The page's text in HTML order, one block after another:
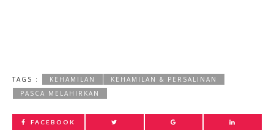
TAGS : KEHAMILAN
KEHAMILAN & PERSALINAN
PASCA MELAHIRKAN
FACEBOOK